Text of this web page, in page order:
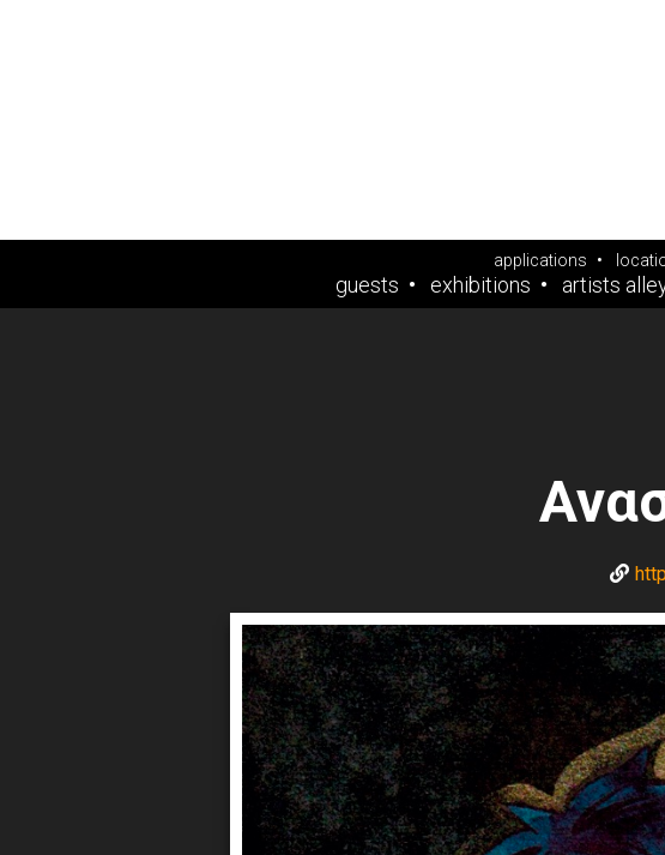
applications
guests exhibitions artists